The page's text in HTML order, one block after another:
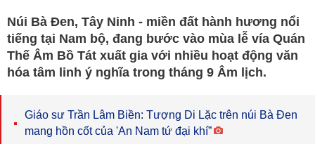
Núi Bà Đen, Tây Ninh - miền đất hành hương nổi
tiếng tại Nam bộ, đang bước vào mùa lễ vía Quán
Thế Âm Bồ Tát xuất gia với nhiều hoạt động văn
hóa tâm linh ý nghĩa trong tháng 9 Âm lịch.
Giáo sư Trần Lâm Biền: Tượng Di Lặc trên núi Bà Đen
mang hồn cốt của 'An Nam tứ đại khí”